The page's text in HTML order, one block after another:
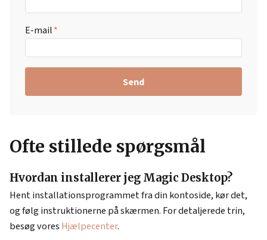
E-mail
Send
Ofte stillede spørgsmål
Hvordan installerer jeg Magic Desktop?
Hent installationsprogrammet fra din kontoside, kør det,
og følg instruktionerne på skærmen. For detaljerede trin,
besøg vores Hjælpecenter.